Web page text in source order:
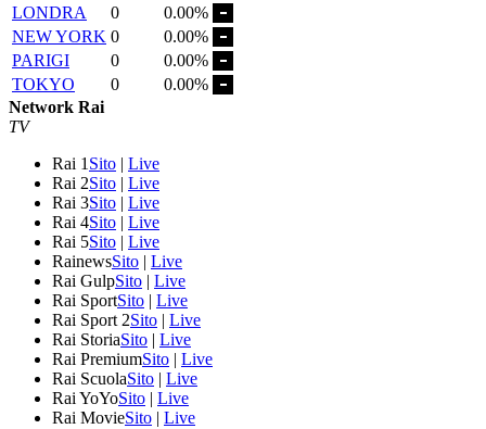
LONDRA
0
0.00%
NEW YORK 0
0.00%
PARIGI
0
0.00%
TOKYO
0
0.00%
Network Rai
TV
Rai 1 Sito | Live
Rai 2Sito | Live
Rai 3Sito | Live
Rai 4Sito | Live
Rai 5Sito | Live
RainewsSito | Live
Rai GulpSito | Live
Rai SportSito | Live
Rai Sport 2Sito | Live
Rai StoriaSito | Live
Rai PremiumSito | Live
Rai ScuolaSito | Live
Rai YoYoSito | Live
Rai MovieSito | Live